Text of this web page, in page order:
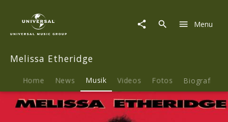
Etheridge
Musik
Melissa
Menu
Melissa Etheridge
Home News Musik Videos Fotos Biografie